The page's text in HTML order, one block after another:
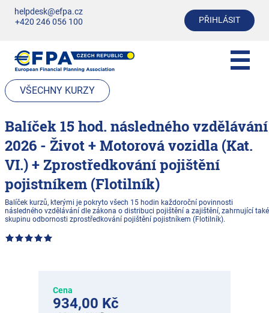
helpdesk@efpa.cz
+420 246 056 100
PŘIHLÁSIT
VŠECHNY KURZY
Balíček 15 hod. následného vzdělávání
2026 - Život + Motorová vozidla (Kat.
VI.) + Zprostředkování pojištění
pojistníkem (Flotilník)
Balíček kurzů, kterými je pokryto všech 15 hodin každoroční povinnosti
následného vzdělávání dle zákona o distribuci pojištění a zajištění, zahrnující také
skupinu odbornosti zprostředkování pojištění pojistníkem (Flotilník).
Cena
934,00 Kč